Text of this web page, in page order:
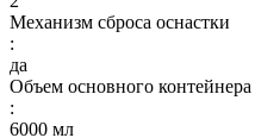
Механизм сброса оснастки
:
да
Объем основного контейнера
:
6000 мл